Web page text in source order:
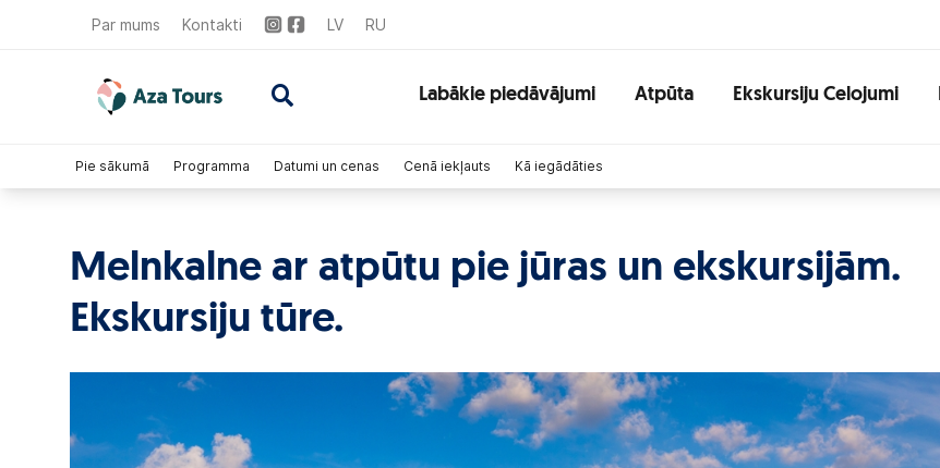
Par mums Kontakti LV RU
Labākie piedāvājumi Atpūta Ekskursiju Celojumi
Melnkalne ar atpūtu pie jūras un ekskursijām.
Ekskursiju tūre.
Pie sākumā Programma Datumi un cenas Cenā iekļauts Kā iegādāties